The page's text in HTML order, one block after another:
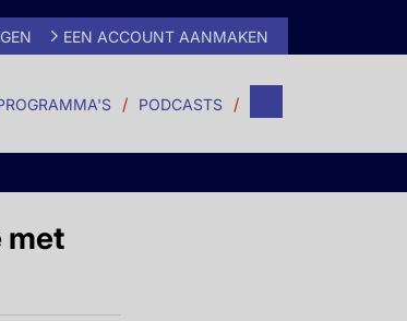
EEN ACCOUNT AANMAKEN
PODCASTS
met